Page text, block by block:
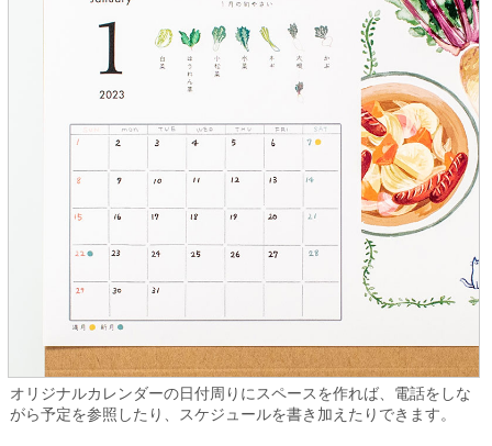
オリジナルカレンダーの日付周りにスペースを作れば、電話をしな
がら予定を参照したり、スケジュールを書き加えたりできます。